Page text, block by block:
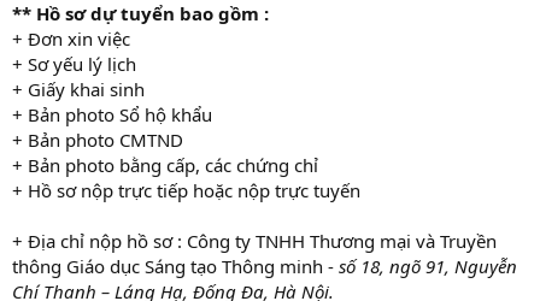
** Hồ sơ dự tuyển bao gồm :
+ Đơn xin việc
+ Sơ yếu lý lịch
+ Giấy khai sinh
+ Bản photo Sổ hộ khẩu
+ Bản photo CMTND
+ Bản photo bằng cấp, các chứng chỉ
+ Hồ sơ nộp trực tiếp hoặc nộp trực tuyến
+ Địa chỉ nộp hồ sơ : Công ty TNHH Thương mại và Truyền
thông Giáo dục Sáng tạo Thông minh - số 18, ngõ 91, Nguyễn
Chí Thanh – Láng Hạ, Đống Đa, Hà Nội.